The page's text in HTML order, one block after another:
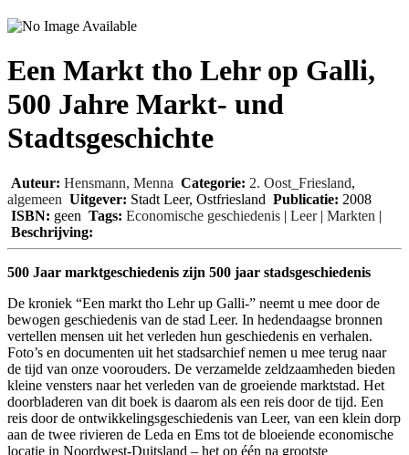
Een Markt tho Lehr op Galli,
500 Jahre Markt- und
Stadtsgeschichte
Auteur: Hensmann, Menna Categorie: 2. Oost_Friesland,
algemeen Uitgever: Stadt Leer, Ostfriesland Publicatie: 2008
ISBN: geen Tags: Economische geschiedenis | Leer| Markten |
Beschrijving:
500 Jaar marktgeschiedenis zijn 500 jaar stadsgeschiedenis
De kroniek “Een markt tho Lehr up Galli-” neemt u mee door de
bewogen geschiedenis van de stad Leer. In hedendaagse bronnen
vertellen mensen uit het verleden hun geschiedenis en verhalen.
Foto’s en documenten uit het stadsarchief nemen u mee terug naar
de tijd van onze voorouders. De verzamelde zeldzaamheden bieden
kleine vensters naar het verleden van de groeiende marktstad. Het
doorbladeren van dit boek is daarom als een reis door de tijd. Een
reis door de ontwikkelingsgeschiedenis van Leer, van een klein dorp
aan de twee rivieren de Leda en Ems tot de bloeiende economische
locatie in Noordwest-Duitsland – het op één na grootste